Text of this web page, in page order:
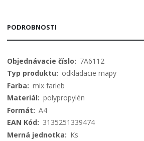
PODROBNOSTI
Viac
informácií
7A6112
odkladacie mapy
mix farieb
polypropylén
A4
3135251339474
Ks